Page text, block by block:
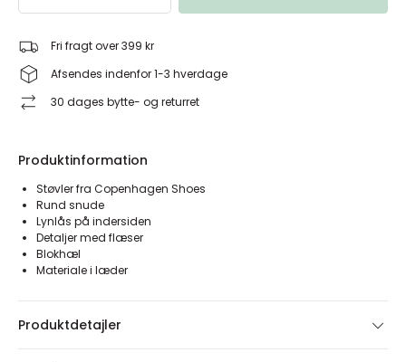
Fri fragt over 399 kr
Afsendes indenfor 1-3 hverdage
30 dages bytte- og returret
Produktinformation
Støvler fra Copenhagen Shoes
Rund snude
Lynlås på indersiden
Detaljer med flæser
Blokhæl
Materiale i læder
Produktdetajler